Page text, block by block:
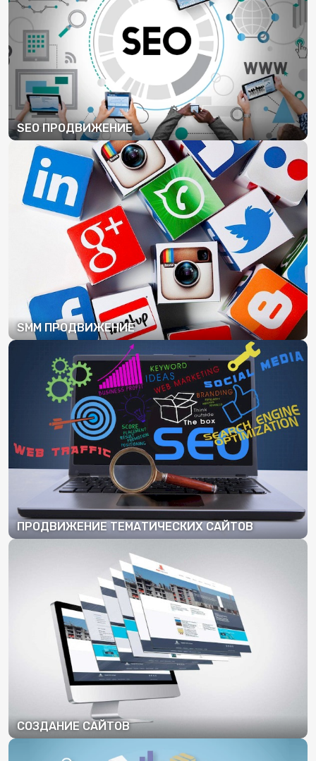
SEO ПРОДВИЖЕНИЕ
ПОДРОБНЕЕ
SMM ПРОДВИЖЕНИЕ
ПОДРОБНЕЕ
ПРОДВИЖЕНИЕ ТЕМАТИЧЕСКИХ САЙТОВ
СОЗДАНИЕ САЙТОВ